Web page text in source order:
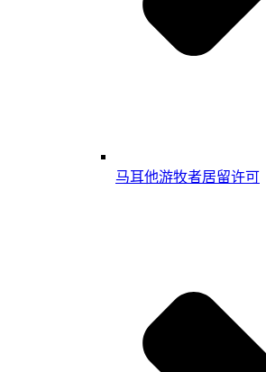
马耳他游牧者居留许可